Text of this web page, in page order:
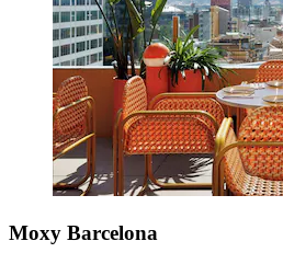
Moxy Barcelona